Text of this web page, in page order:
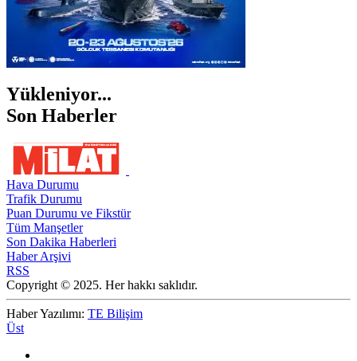
Yükleniyor...
Son Haberler
Hava Durumu
Trafik Durumu
Puan Durumu ve Fikstür
Tüm Manşetler
Son Dakika Haberleri
Haber Arşivi
RSS
Copyright © 2025. Her hakkı saklıdır.
Haber Yazılımı: TE Bilişim
Üst